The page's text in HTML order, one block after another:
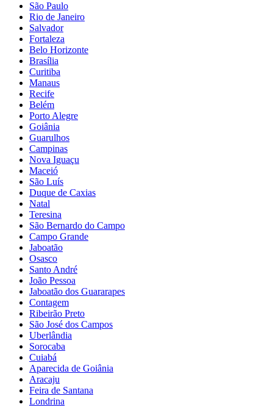
São Paulo
Rio de Janeiro
Salvador
Fortaleza
Belo Horizonte
Brasília
Curitiba
Manaus
Recife
Belém
Porto Alegre
Goiânia
Guarulhos
Campinas
Nova Iguaçu
Maceió
São Luís
Duque de Caxias
Natal
Teresina
São Bernardo do Campo
Campo Grande
Jaboatão
Osasco
Santo André
João Pessoa
Jaboatão dos Guararapes
Contagem
Ribeirão Preto
São José dos Campos
Uberlândia
Sorocaba
Cuiabá
Aparecida de Goiânia
Aracaju
Feira de Santana
Londrina